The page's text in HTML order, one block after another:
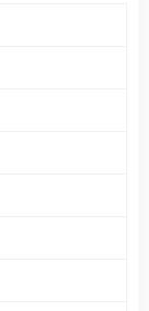
cân điện tử
hiện nay.
cân những mẫu
độ chính xác